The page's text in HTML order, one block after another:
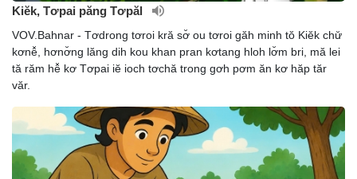
Kiĕk, Tơpai păng Tơpăl
VOV.Bahnar - Tơdrong tơroi kră sơ̆ ou tơroi găh minh tŏ Kiĕk chư̆
kơnê̆, hơnơ̆ng lăng dih kou khan pran kơtang hloh lơ̆m bri, mă lei
tă răm hê̆ kơ Tơpai iĕ ioch tơchă trong gơh pơm ăn kơ hăp tăr
văr.